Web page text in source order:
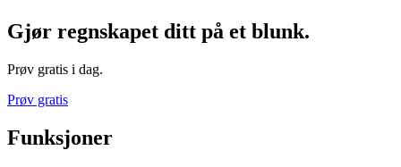
Gjør regnskapet ditt på et blunk.
Prøv gratis i dag.
Prøv gratis
Funksjoner